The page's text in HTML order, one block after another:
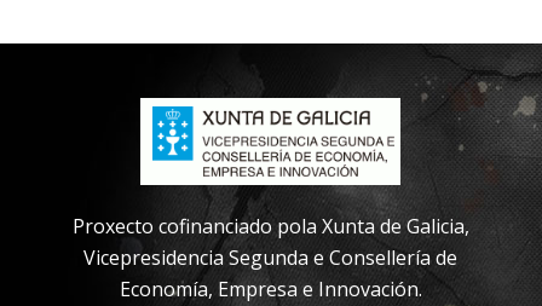
Proxecto cofinanciado pola Xunta de Galicia,
Vicepresidencia Segunda e Consellería de
Economía, Empresa e Innovación.